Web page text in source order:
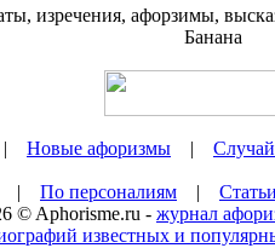
Новые афоризмы |
| По персоналиям |
© Aphorisme.ru - журнал
известных и